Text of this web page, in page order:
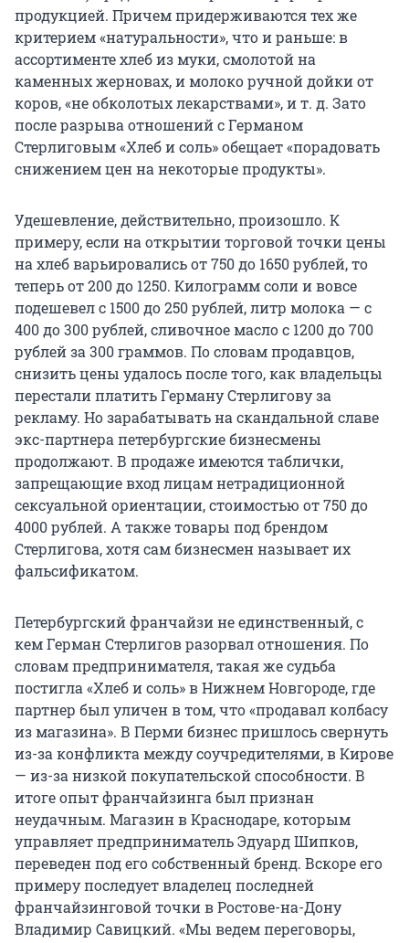
продукцией. Причем придерживаются тех же
критерием «натуральности», что и раньше: в
ассортименте хлеб из муки, смолотой на
каменных жерновах, и молоко ручной дойки от
коров, «не обколотых лекарствами», и т. д. Зато
после разрыва отношений с Германом
Стерлиговым «Хлеб и соль» обещает «порадовать
снижением цен на некоторые продукты».
Удешевление, действительно, произошло. К
примеру, если на открытии торговой точки цены
на хлеб варьировались от 750 до 1650 рублей, то
теперь от 200 до 1250. Килограмм соли и вовсе
подешевел с 1500 до 250 рублей, литр молока — с
400 до 300 рублей, сливочное масло с 1200 до 700
рублей за 300 граммов. По словам продавцов,
снизить цены удалось после того, как владельцы
перестали платить Герману Стерлигову за
рекламу. Но зарабатывать на скандальной славе
экс-партнера петербургские бизнесмены
продолжают. В продаже имеются таблички,
запрещающие вход лицам нетрадиционной
сексуальной ориентации, стоимостью от 750 до
4000 рублей. А также товары под брендом
Стерлигова, хотя сам бизнесмен называет их
фальсификатом.
Петербургский франчайзи не единственный, с
кем Герман Стерлигов разорвал отношения. По
словам предпринимателя, такая же судьба
постигла «Хлеб и соль» в Нижнем Новгороде, где
партнер был уличен в том, что «продавал колбасу
из магазина». В Перми бизнес пришлось свернуть
из-за конфликта между соучредителями, в Кирове
— из-за низкой покупательской способности. В
итоге опыт франчайзинга был признан
неудачным. Магазин в Краснодаре, которым
управляет предприниматель Эдуард Шипков,
переведен под его собственный бренд. Вскоре его
примеру последует владелец последней
франчайзинговой точки в Ростове-на-Дону
Владимир Савицкий. «Мы ведем переговоры,